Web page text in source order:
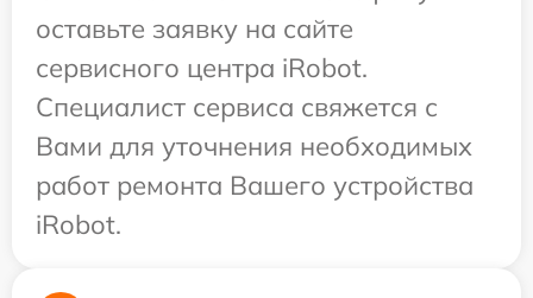
оставьте заявку на сайте
сервисного центра iRobot.
Специалист сервиса свяжется с
Вами для уточнения необходимых
работ ремонта Вашего устройства
iRobot.